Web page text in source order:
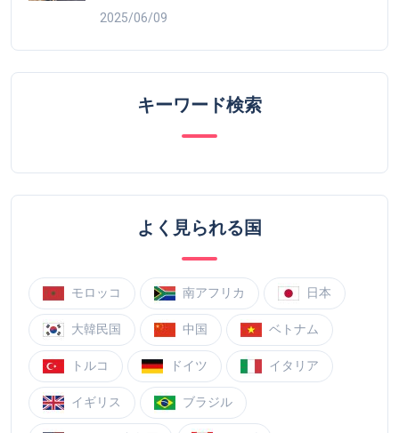
2025/06/09
キーワード検索
よく見られる国
モロッコ 南アフリカ 日本
大韓民国 中国 ベトナム
トルコ ドイツ イタリア
イギリス ブラジル